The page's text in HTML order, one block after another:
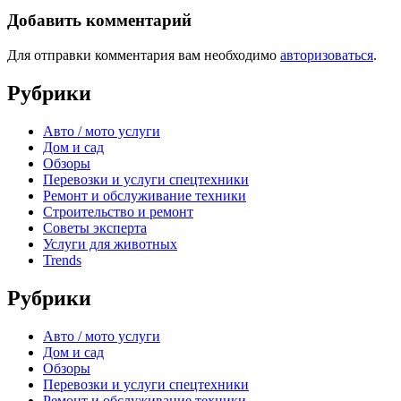
Добавить комментарий
Для отправки комментария вам необходимо авторизоваться.
Рубрики
Авто / мото услуги
Дом и сад
Обзоры
Перевозки и услуги спецтехники
Ремонт и обслуживание техники
Строительство и ремонт
Советы эксперта
Услуги для животных
Trends
Рубрики
Авто / мото услуги
Дом и сад
Обзоры
Перевозки и услуги спецтехники